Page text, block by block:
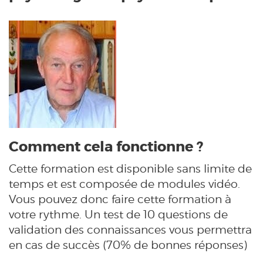
Comment cela fonctionne ?
Cette formation est disponible sans limite de
temps et est composée de modules vidéo.
Vous pouvez donc faire cette formation à
votre rythme. Un test de 10 questions de
validation des connaissances vous permettra
en cas de succès (70% de bonnes réponses)